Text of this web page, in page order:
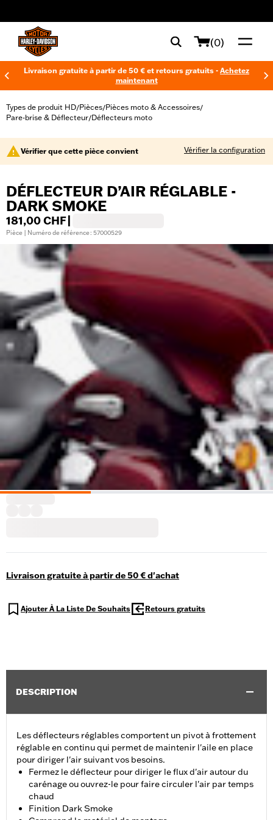
(0)
Livraison gratuite à partir de 50 € et retours gratuits - Achetez
maintenant
Types de produit HD/Pièces/Pièces moto & Accessoires/
Pare-brise & Déflecteur/Déflecteurs moto
Vérifier que cette pièce convient Vérifier la configuration
DÉFLECTEUR D’AIR RÉGLABLE -
DARK SMOKE
181,00 CHF
Pièce | Numéro de référence : 57000529
Livraison gratuite à partir de 50 € d'achat
Ajouter À La Liste De Souhaits Retours gratuits
DESCRIPTION
Les déflecteurs réglables comportent un pivot à frottement
réglable en continu qui permet de maintenir l'aile en place
pour diriger l'air suivant vos besoins.
Fermez le déflecteur pour diriger le flux d'air autour du
carénage ou ouvrez-le pour faire circuler l'air par temps
chaud
Finition Dark Smoke